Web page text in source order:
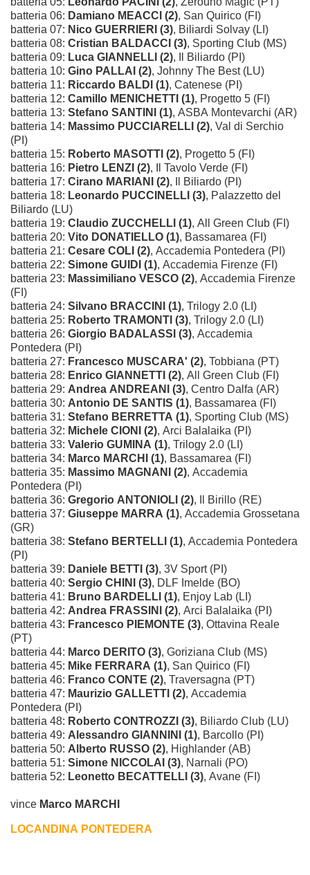
batteria 06: Damiano MEACCI (2), San Quirico (FI)
batteria 07: Nico GUERRIERI (3), Biliardi Solvay (LI)
batteria 08: Cristian BALDACCI (3), Sporting Club (MS)
batteria 09: Luca GIANNELLI (2), Il Biliardo (PI)
batteria 10: Gino PALLAI (2), Johnny The Best (LU)
batteria 11: Riccardo BALDI (1), Catenese (PI)
batteria 12: Camillo MENICHETTI (1), Progetto 5 (FI)
batteria 13: Stefano SANTINI (1), ASBA Montevarchi (AR)
batteria 14: Massimo PUCCIARELLI (2), Val di Serchio
(PI)
batteria 15: Roberto MASOTTI (2), Progetto 5 (FI)
batteria 16: Pietro LENZI (2), Il Tavolo Verde (FI)
batteria 17: Cirano MARIANI (2), Il Biliardo (PI)
batteria 18: Leonardo PUCCINELLI (3), Palazzetto del
Biliardo (LU)
batteria 19: Claudio ZUCCHELLI (1), All Green Club (FI)
batteria 20: Vito DONATIELLO (1), Bassamarea (FI)
batteria 21: Cesare COLI (2), Accademia Pontedera (PI)
batteria 22: Simone GUIDI (1), Accademia Firenze (FI)
batteria 23: Massimiliano VESCO (2), Accademia Firenze
(FI)
batteria 24: Silvano BRACCINI (1), Trilogy 2.0 (LI)
batteria 25: Roberto TRAMONTI (3), Trilogy 2.0 (LI)
batteria 26: Giorgio BADALASSI (3), Accademia
Pontedera (PI)
batteria 27: Francesco MUSCARA' (2), Tobbiana (PT)
batteria 28: Enrico GIANNETTI (2), All Green Club (FI)
batteria 29: Andrea ANDREANI (3), Centro Dalfa (AR)
batteria 30: Antonio DE SANTIS (1), Bassamarea (FI)
batteria 31: Stefano BERRETTA (1), Sporting Club (MS)
batteria 32: Michele CIONI (2), Arci Balalaika (PI)
batteria 33: Valerio GUMINA (1), Trilogy 2.0 (LI)
batteria 34: Marco MARCHI (1), Bassamarea (FI)
batteria 35: Massimo MAGNANI (2), Accademia
Pontedera (PI)
batteria 36: Gregorio ANTONIOLI (2), Il Birillo (RE)
batteria 37: Giuseppe MARRA (1), Accademia Grossetana
(GR)
batteria 38: Stefano BERTELLI (1), Accademia Pontedera
(PI)
batteria 39: Daniele BETTI (3), 3V Sport (PI)
batteria 40: Sergio CHINI (3), DLF Imelde (BO)
batteria 41: Bruno BARDELLI (1), Enjoy Lab (LI)
batteria 42: Andrea FRASSINI (2), Arci Balalaika (PI)
batteria 43: Francesco PIEMONTE (3), Ottavina Reale
(PT)
batteria 44: Marco DERITO (3), Goriziana Club (MS)
batteria 45: Mike FERRARA (1), San Quirico (FI)
batteria 46: Franco CONTE (2), Traversagna (PT)
batteria 47: Maurizio GALLETTI (2), Accademia
Pontedera (PI)
batteria 48: Roberto CONTROZZI (3), Biliardo Club (LU)
batteria 49: Alessandro GIANNINI (1), Barcollo (PI)
batteria 50: Alberto RUSSO (2), Highlander (AB)
batteria 51: Simone NICCOLAI (3), Narnali (PO)
batteria 52: Leonetto BECATTELLI (3), Avane (FI)
vince Marco MARCHI
LOCANDINA PONTEDERA